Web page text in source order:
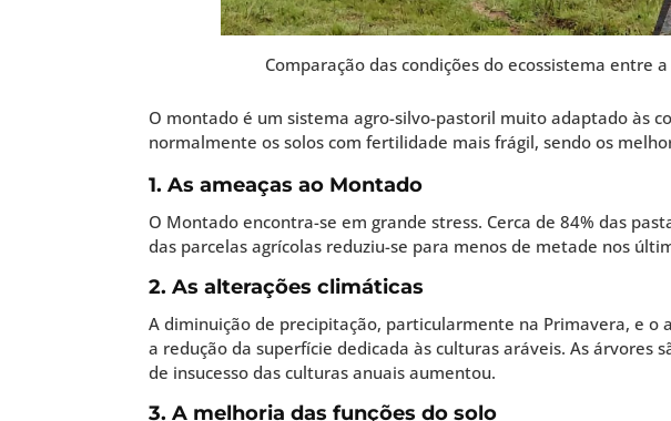
Comparação das condições do ecossistema entre
O montado é um sistema agro-silvo-pastoril muito adaptado às
normalmente os solos com fertilidade mais frágil, sendo os
1. As ameaças ao Montado
O Montado encontra-se em grande stress. Cerca de 84% das
das parcelas agrícolas reduziu-se para menos de metade nos
2. As alterações climáticas
A diminuição de precipitação, particularmente na Primavera, e
a redução da superfície dedicada às culturas aráveis. As árvores
de insucesso das culturas anuais aumentou.
3. A melhoria das funções do solo